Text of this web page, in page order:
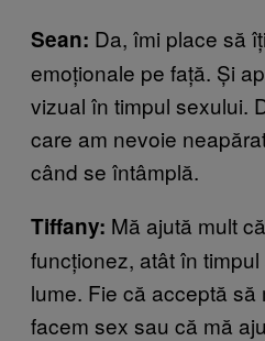
Sean: Da, îmi place să
emoționale pe față. Și
vizual în timpul sexului.
care am nevoie
când se întâmplă.
Tiffany: Mă ajută mult
funcționez, atât în
lume. Fie că acceptă
facem sex sau că mă